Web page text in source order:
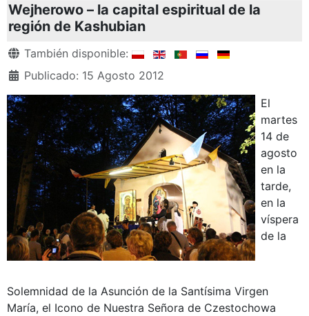
Wejherowo – la capital espiritual de la
región de Kashubian
Detalles
También disponible:
Publicado: 15 Agosto 2012
El
martes
14 de
agosto
en la
tarde,
en la
víspera
de la
Solemnidad de la Asunción de la Santísima Virgen
María, el Icono de Nuestra Señora de Czestochowa